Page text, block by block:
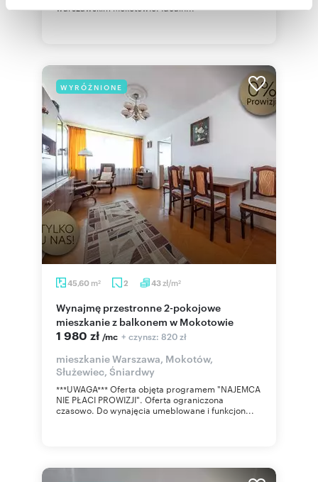
warszawskim Mokotowie. Idealn...
WYRÓŻNIONE
45,60 m2 2 43zł/m2
Wynajmę przestronne 2-pokojowe
mieszkanie z balkonem w Mokotowie
1 980 zł /mc + czynsz: 820 zł
mieszkanie Warszawa, Mokotów,
Służewiec, Śniardwy
***UWAGA*** Oferta objęta programem "NAJEMCA
NIE PŁACI PROWIZJI". Oferta ograniczona
czasowo. Do wynajęcia umeblowane i funkcjon...